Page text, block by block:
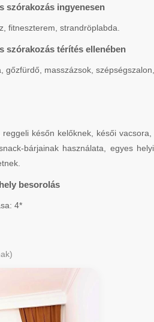
szórakozás ingyenesen
fitneszterem, strandröplabda.
szórakozás térítés ellenében
gőzfürdő, masszázsok,
későn kelőknek, késői
bárjainak használata, egyes
besorolás
4*